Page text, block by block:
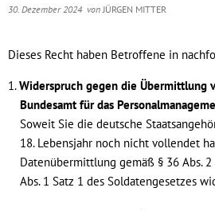
30. Dezember 2024 vonJÜRGEN MITTER
Dieses Recht haben Betroffene in
Widerspruch gegen die Übermittlung
Bundesamt für das
Soweit Sie die deutsche
18. Lebensjahr noch nicht vollendet
Datenübermittlung gemäß § 36 Abs. 2
Abs. 1 Satz 1 des Soldatengesetzes